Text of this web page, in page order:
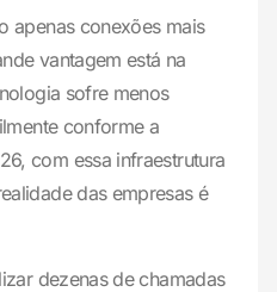
apenas conexões mais
vantagem está na
sofre menos
conforme a
com essa infraestrutura
das empresas é
dezenas de chamadas